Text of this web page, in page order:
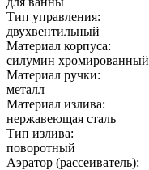
Тип управления:
двухвентильный
Материал корпуса:
силумин хромированный
Материал ручки:
металл
Материал излива:
нержавеющая сталь
Тип излива:
поворотный
Аэратор (рассеиватель):